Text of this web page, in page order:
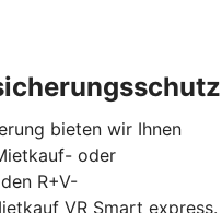
bieten wir Ihnen
oder
R+V-
VR Smart express.